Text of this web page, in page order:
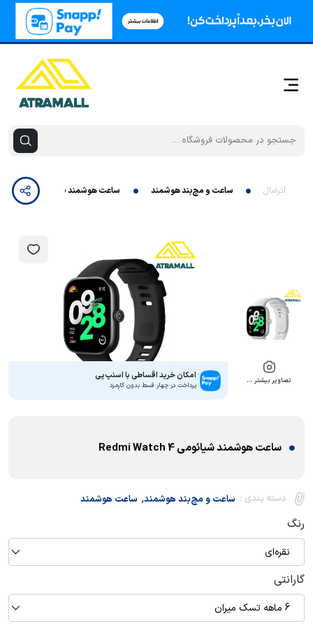
آترامال ساعت و مچ‌بند هوشمند ساعت هوشمند شیائومی Redmi Watch 4
تصاویر بیشتر … امکان خرید اقساطی با اسنپ‌پی
پرداخت در چهار قسط بدون کارمزد
ساعت هوشمند شیائومی Redmi Watch 4
دسته بندی : ساعت و مچ‌بند هوشمند, ساعت هوشمند
رنگ
نقره‌ای
گارانتی
6 ماهه تسک میران